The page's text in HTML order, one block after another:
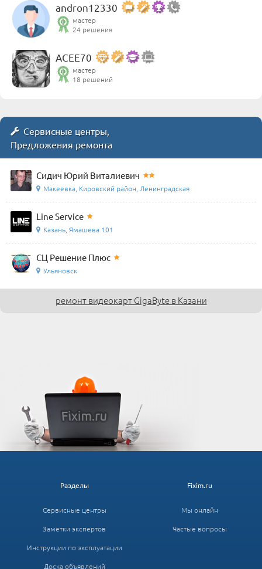
andron12330
мастер
24 решения
ACEE70
мастер
18 решений
Сервисные центры,
Предложения ремонта
Сидич Юрий Виталиевич
Макеевка, Кировский район, Ленинградская
Line Service
Казань, Ямашева 101
СЦ Решение Плюс
Ульяновск
ремонт видеокарт GigaByte в Казани
Fixim.ru
Мы онлайн
Частые вопросы
Разделы
Сервисные центры
Заметки экспертов
Инструкции по эксплуатации
Доска объявлений